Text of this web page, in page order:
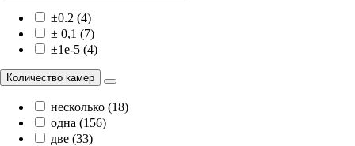
±0.2 (4)
± 0,1 (7)
±1e-5 (4)
Количество камер
несколько (18)
одна (156)
две (33)